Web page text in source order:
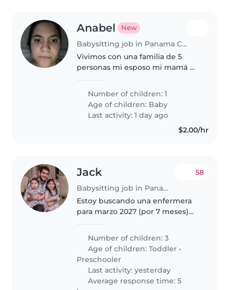
Anabel New
Babysitting job in Panama City
Vivimos con una familia de 5
personas mi esposo mi mamá mi
Number of children: 1
Age of children: Baby
Last activity: 1 day ago
$2.00/hr
Jack
Babysitting job in Panama City
58
Estoy buscando una enfermera
para marzo 2027 (por 7 meses)
responsabilidades principales
serían puntualmente con el..
Number of children: 3
Age of children:Toddler •
Preschooler
Last activity: yesterday
Average response time: 5